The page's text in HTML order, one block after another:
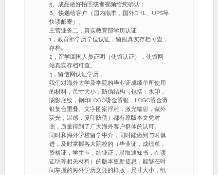
5、成品做好拍照或者视频给您确认；
6、快递给客户（国内顺丰，国外DHL、UPS等
快读邮寄）。
主营业务二，真实教育部学历认证
1，教育部学历学位认证，留服真实存档可查，
存档。
2，留学回国人员证明（使馆认证），使馆网
站真实存档可查。
3，留信网认证学历，
我们对海外大学及学院的毕业证成绩单所使用
的材料，尺寸大小，防伪结构（包括：水印，
阴影底纹，钢印LOGO烫金烫银，LOGO烫金烫
银复合重叠。文字图案浮雕，激光镭射，紫外
荧光，温感，复印防伪）都有原版本文凭对
照，质量得到了广大海外客户群体的认可。
同时和海外学校留学中介，同时能做到与时俱
进，及时掌握各大院校的（毕业证，成绩单，
资格证，学生卡，结业证，录取通知书，在读
证明等相关材料）的版本更新信息，能够在时
间掌握的海外学历文凭的样版，尺寸大小，纸